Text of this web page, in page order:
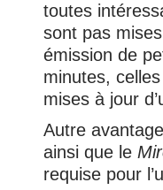
toutes
sont pas
émission de
minutes,
mises à jour
Autre
ainsi que le
requise pour